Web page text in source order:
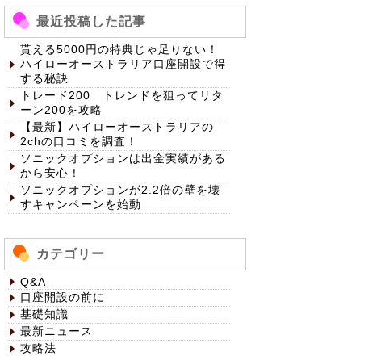
最近投稿した記事
貰える5000円の特典じゃ足りない！
ハイローオーストラリア口座開設で得
する秘訣
トレード200 トレンドを狙ってリタ
ーン200を攻略
【最新】ハイローオーストラリアの
2chの口コミを調査！
ソニックオプションは出金実績がある
から安心！
ソニックオプションが2.2倍の壁を壊
すキャンペーンを始動
カテゴリー
Q&A
口座開設の前に
基礎知識
最新ニュース
攻略法